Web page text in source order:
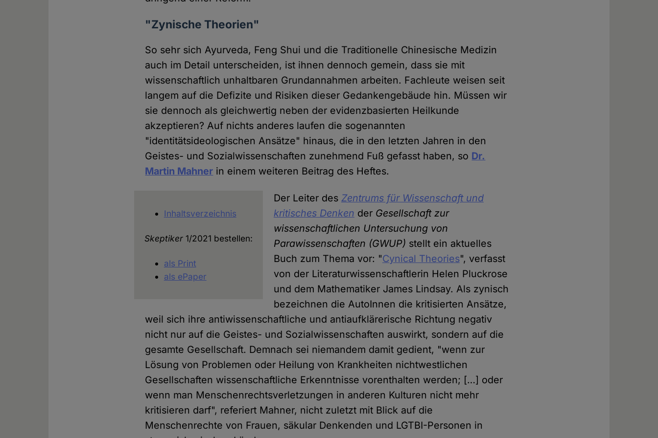
"Zynische Theorien"
So sehr sich Ayurveda, Feng Shui und die Traditionelle Chinesische Medizin
auch im Detail unterscheiden, ist ihnen dennoch gemein, dass sie mit
wissenschaftlich unhaltbaren Grundannahmen arbeiten. Fachleute weisen seit
langem auf die Defizite und Risiken dieser Gedankengebäude hin. Müssen wir
sie dennoch als gleichwertig neben der evidenzbasierten Heilkunde
akzeptieren? Auf nichts anderes laufen die sogenannten
"identitätsideologischen Ansätze" hinaus, die in den letzten Jahren in den
Geistes- und Sozialwissenschaften zunehmend Fuß gefasst haben, so Dr.
Martin Mahner in einem weiteren Beitrag des Heftes.
Inhaltsverzeichnis
Skeptiker 1/2021 bestellen:
als Print
als ePaper
Der Leiter des Zentrums für Wissenschaft und
kritisches Denken der Gesellschaft zur
wissenschaftlichen Untersuchung von
Parawissenschaften (GWUP) stellt ein aktuelles
Buch zum Thema vor: "Cynical Theories", verfasst
von der Literaturwissenschaftlerin Helen Pluckrose
und dem Mathematiker James Lindsay. Als zynisch
bezeichnen die AutoInnen die kritisierten Ansätze,
weil sich ihre antiwissenschaftliche und antiaufklärerische Richtung negativ
nicht nur auf die Geistes- und Sozialwissenschaften auswirkt, sondern auf die
gesamte Gesellschaft. Demnach sei niemandem damit gedient, "wenn zur
Lösung von Problemen oder Heilung von Krankheiten nichtwestlichen
Gesellschaften wissenschaftliche Erkenntnisse vorenthalten werden; […] oder
wenn man Menschenrechtsverletzungen in anderen Kulturen nicht mehr
kritisieren darf", referiert Mahner, nicht zuletzt mit Blick auf die
Menschenrechte von Frauen, säkular Denkenden und LGTBI-Personen in